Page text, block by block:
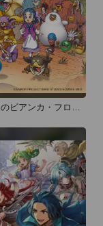
ビアンカ・フロー